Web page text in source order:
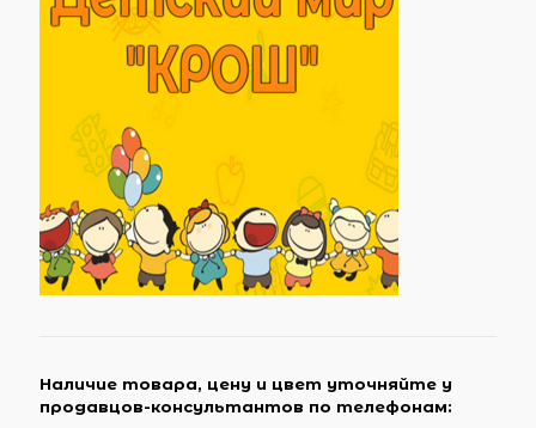
Наличие товара, цену и цвет уточняйте у
продавцов-консультантов по телефонам: